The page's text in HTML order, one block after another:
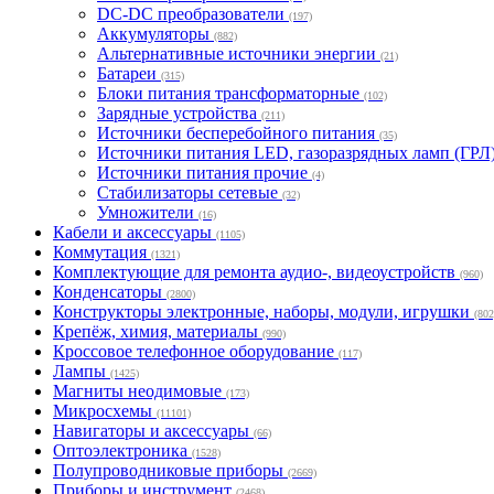
DC-DC преобразователи (197)
Аккумуляторы (882)
Альтернативные источники энергии (21)
Батареи (315)
Блоки питания трансформаторные (102)
Зарядные устройства (211)
Источники бесперебойного питания (35)
Источники питания LED, газоразрядных ламп
Источники питания прочие (4)
Стабилизаторы сетевые (32)
Умножители (16)
Кабели и аксессуары (1105)
Коммутация (1321)
Комплектующие для ремонта аудио-, видеоустройств (960)
Конденсаторы (2800)
Конструкторы электронные, наборы, модули, игрушки
Крепёж, химия, материалы (990)
Кроссовое телефонное оборудование (117)
Лампы (1425)
Магниты неодимовые (173)
Микросхемы (11101)
Навигаторы и аксессуары (66)
Оптоэлектроника (1528)
Полупроводниковые приборы (2669)